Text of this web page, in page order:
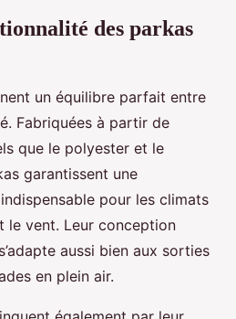
des parkas
un équilibre parfait entre
Fabriquées à partir de
que le polyester et le
garantissent une
pour les climats
le vent. Leur conception
aussi bien aux sorties
en plein air.